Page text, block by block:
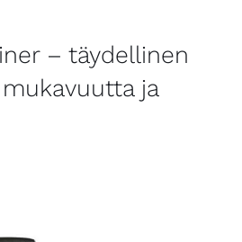
– täydellinen
ja